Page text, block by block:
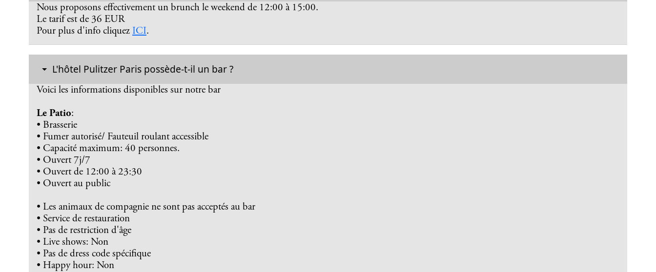
Nous proposons effectivement un brunch le weekend de 12:00 à 15:00.
Le tarif est de 36 EUR
Pour plus d'info cliquez ICI.
L'hôtel Pulitzer Paris possède-t-il un bar ?
Voici les informations disponibles sur notre bar
Le Patio:
• Brasserie
• Fumer autorisé/ Fauteuil roulant accessible
• Capacité maximum: 40 personnes.
• Ouvert 7j/7
• Ouvert de 12:00 à 23:30
• Ouvert au public
• Les animaux de compagnie ne sont pas acceptés au bar
• Service de restauration
• Pas de restriction d'âge
• Live shows: Non
• Pas de dress code spécifique
• Happy hour: Non